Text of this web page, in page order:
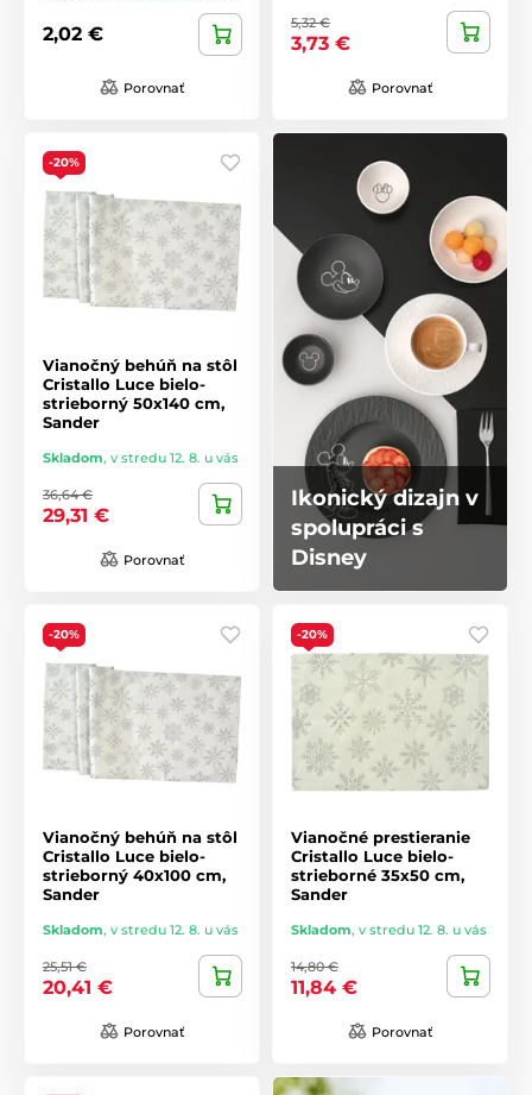
2,02 €
Porovnať
5,32 €
3,73 €
Porovnať
-20%
Vianočný behúň na stôl
Cristallo Luce bielo-
strieborný 50x140 cm,
Sander
Skladom, v stredu 12. 8. u vás
36,64 €
29,31 €
Porovnať
Ikonický dizajn v
spolupráci s
Disney
-20%
Vianočný behúň na stôl
Cristallo Luce bielo-
strieborný 40x100 cm,
Sander
Skladom, v stredu 12. 8. u vás
25,51 €
20,41 €
Porovnať
-20%
Vianočné prestieranie
Cristallo Luce bielo-
strieborné 35x50 cm,
Sander
Skladom, v stredu 12. 8. u vás
14,80 €
11,84 €
Porovnať